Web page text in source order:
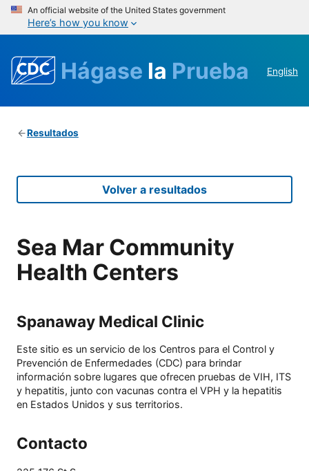
An official website of the United States government
Here’s how you know
Hágase la Prueba English
Resultados
Volver a resultados
Sea Mar Community
Health Centers
Spanaway Medical Clinic
Este sitio es un servicio de los Centros para el Control y
Prevención de Enfermedades (CDC) para brindar
información sobre lugares que ofrecen pruebas de VIH, ITS
y hepatitis, junto con vacunas contra el VPH y la hepatitis
en Estados Unidos y sus territorios.
Contacto